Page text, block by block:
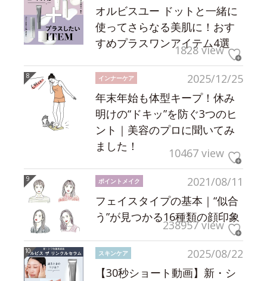
オルビスユー ドットと一緒に
使ってさらなる美肌に！おす
すめプラスワンアイテム4選
1828 view
2025/12/25
インナーケア
年末年始も体型キープ！休み
明けの“ドキッ”を防ぐ3つのヒ
ント｜美容のプロに聞いてみ
ました！
10467 view
2021/08/11
ポイントメイク
フェイスタイプの基本｜“似合
う”が見つかる16種類の顔印象
238957 view
2025/08/22
スキンケア
【30秒ショート動画】新・シ